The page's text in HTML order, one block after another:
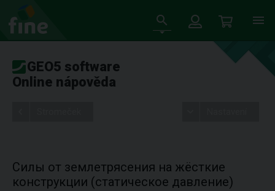
GEO5 software
Online nápověda
Силы от землетрясения на жёсткие
конструкции (статическое давление)